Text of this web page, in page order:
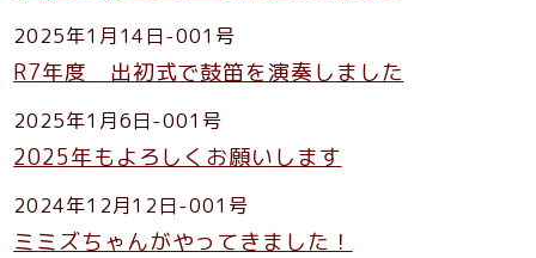
2025年1月14日-001号
R7年度 出初式で鼓笛を演奏しました
2025年1月6日-001号
2025年もよろしくお願いします
2024年12月12日-001号
ミミズちゃんがやってきました！